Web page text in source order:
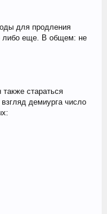
для продления
либо еще. В общем: не
стараться
демиурга число